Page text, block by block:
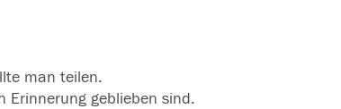
man teilen.
Erinnerung geblieben sind.